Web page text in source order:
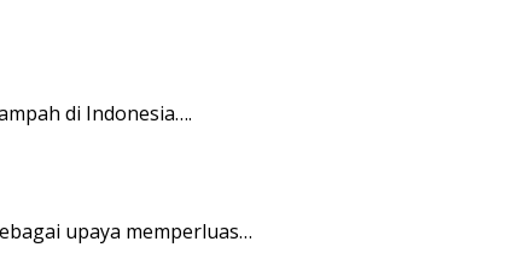
di Indonesia….
upaya memperluas…